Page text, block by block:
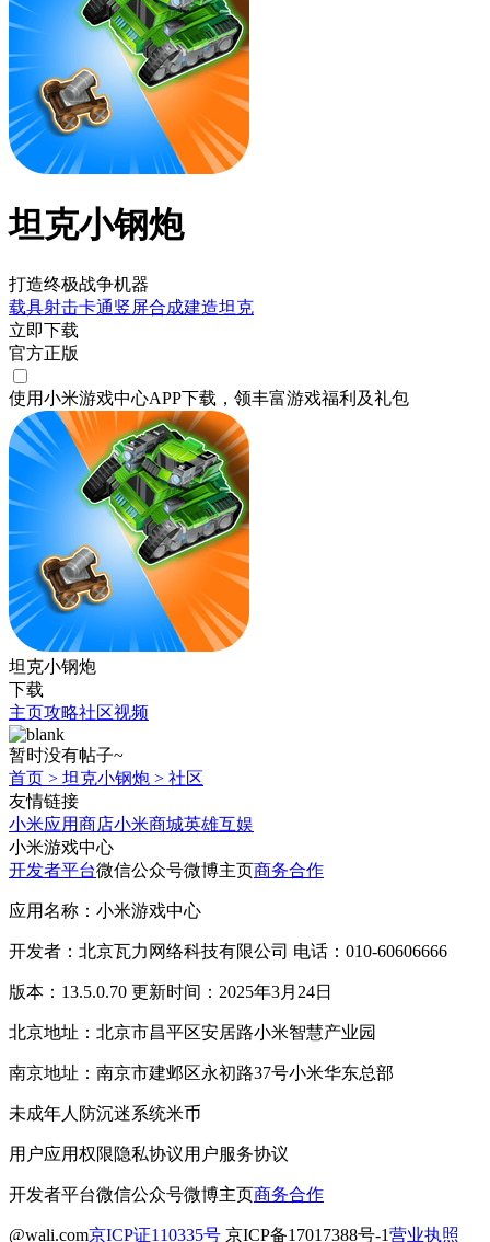
坦克小钢炮
打造终极战争机器
载具射击卡通竖屏合成建造坦克
立即下载
官方正版
使用小米游戏中心APP下载 ，领丰富游戏福利 及礼包
坦克小钢炮
下载
主页攻略社区视频
暂时没有帖子~
首页 > 坦克小钢炮 > 社区
友情链接
小米应用商店小米商城英雄互娱
小米游戏中心
开发者平台微信公众号微博主页商务合作
应用名称：小米游戏中心
开发者：北京瓦力网络科技有限公司 电话：010-60606666
版本：13.5.0.70 更新时间：2025年3月24日
北京地址：北京市昌平区安居路小米智慧产业园
南京地址：南京市建邺区永初路37号小米华东总部
未成年人防沉迷系统米币
用户应用权限隐私协议用户服务协议
开发者平台微信公众号微博主页商务合作
@wali.com京ICP证110335号 京ICP备17017388号-1营业执照